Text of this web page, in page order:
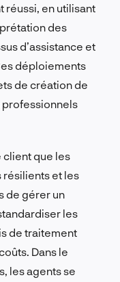
réussi, en utilisant
des
d’assistance et
déploiements
de création de
professionnels
client que les
résilients et les
de gérer un
les
de traitement
Dans le
les agents se